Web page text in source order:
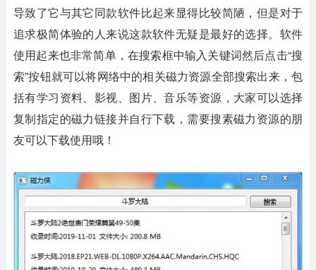
导致了它与其它同款软件比起来显得比较简陋，但是对于
追求极简体验的人来说这款软件无疑是最好的选择。软件
使用起来也非常简单，在搜索框中输入关键词然后点击“搜
索”按钮就可以将网络中的相关磁力资源全部搜索出来，包
括有学习资料、影视、图片、音乐等资源，大家可以选择
复制指定的磁力链接并自行下载，需要搜素磁力资源的朋
友可以下载使用哦！